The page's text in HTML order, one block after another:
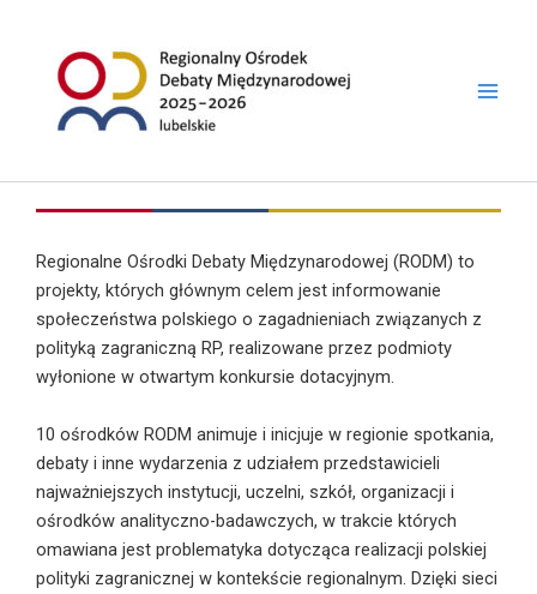
Regionalne Ośrodki Debaty Międzynarodowej (RODM) to
projekty, których głównym celem jest informowanie
społeczeństwa polskiego o zagadnieniach związanych z
polityką zagraniczną RP, realizowane przez podmioty
wyłonione w otwartym konkursie dotacyjnym.
10 ośrodków RODM animuje i inicjuje w regionie spotkania,
debaty i inne wydarzenia z udziałem przedstawicieli
najważniejszych instytucji, uczelni, szkół, organizacji i
ośrodków analityczno-badawczych, w trakcie których
omawiana jest problematyka dotycząca realizacji polskiej
polityki zagranicznej w kontekście regionalnym. Dzięki sieci